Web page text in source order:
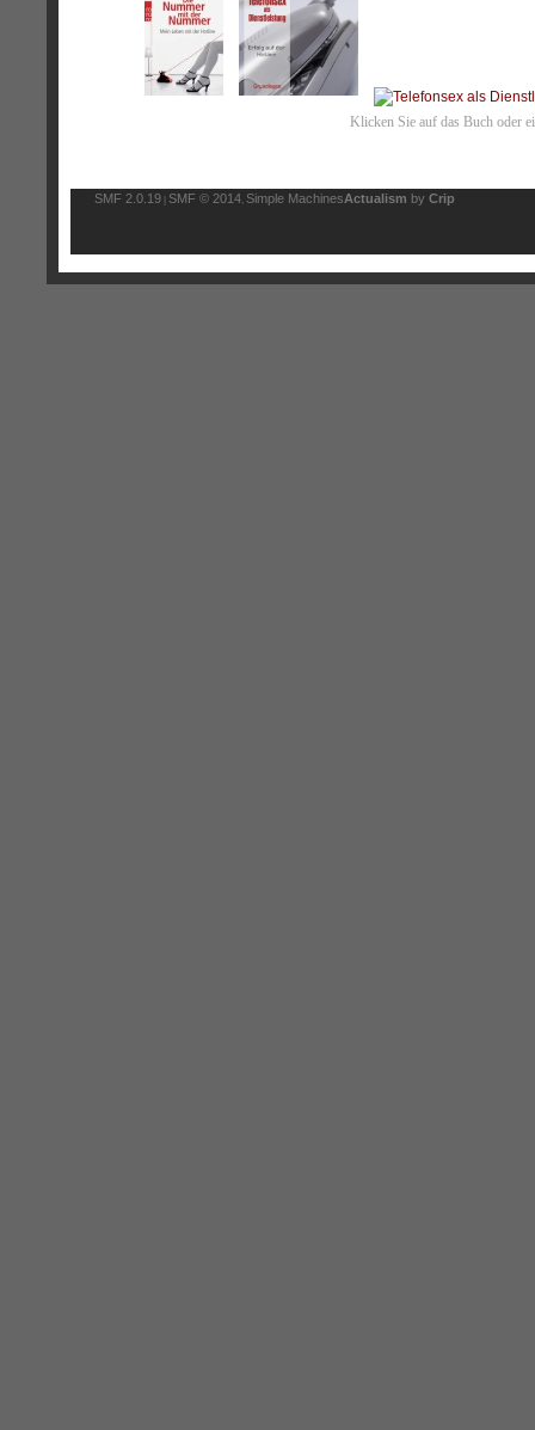
Klicken Sie auf das Buch oder
SMF 2.0.19 | SMF © 2014 Simple MachinesActualism by Crip